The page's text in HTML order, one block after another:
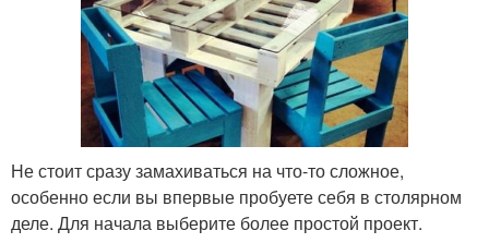
Не стоит сразу замахиваться на что-то сложное,
особенно если вы впервые пробуете себя в столярном
деле. Для начала выберите более простой проект.